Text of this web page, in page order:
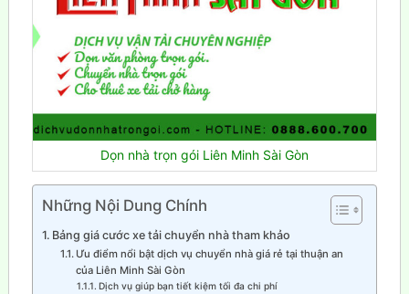
Dọn nhà trọn gói Liên Minh Sài Gòn
Những Nội Dung Chính
Bảng giá cước xe tải chuyển nhà tham khảo
Ưu điểm nổi bật dịch vụ chuyển nhà giá rẻ tại thuận an
của Liên Minh Sài Gòn
Dịch vụ giúp bạn tiết kiệm tối đa chi phí